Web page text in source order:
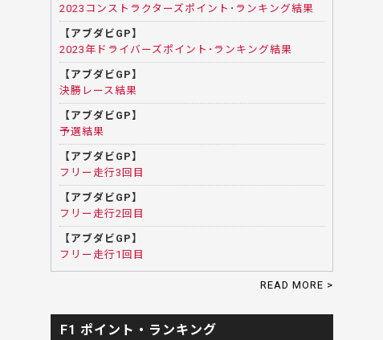
2023コンストラクターズポイント･ランキング結果
【アブダビGP】
2023年ドライバーズポイント･ランキング結果
【アブダビGP】
決勝レース結果
【アブダビGP】
予選結果
【アブダビGP】
フリー走行3回目
【アブダビGP】
フリー走行2回目
【アブダビGP】
フリー走行1回目
READ MORE >
F1 ポイント・ランキング